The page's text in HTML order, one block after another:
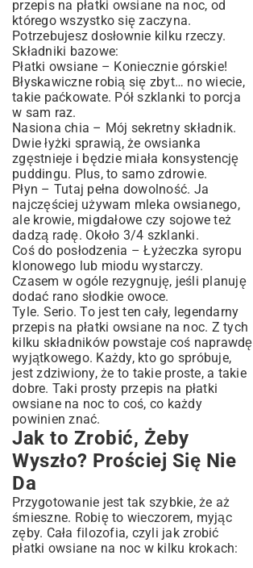
przepis na płatki owsiane na noc, od
którego wszystko się zaczyna.
Potrzebujesz dosłownie kilku rzeczy.
Składniki bazowe:
Płatki owsiane – Koniecznie górskie!
Błyskawiczne robią się zbyt… no wiecie,
takie paćkowate. Pół szklanki to porcja
w sam raz.
Nasiona chia – Mój sekretny składnik.
Dwie łyżki sprawią, że owsianka
zgęstnieje i będzie miała konsystencję
puddingu. Plus, to samo zdrowie.
Płyn – Tutaj pełna dowolność. Ja
najczęściej używam mleka owsianego,
ale krowie, migdałowe czy sojowe też
dadzą radę. Około 3/4 szklanki.
Coś do posłodzenia – Łyżeczka syropu
klonowego lub miodu wystarczy.
Czasem w ogóle rezygnuję, jeśli planuję
dodać rano słodkie owoce.
Tyle. Serio. To jest ten cały, legendarny
przepis na płatki owsiane na noc. Z tych
kilku składników powstaje coś naprawdę
wyjątkowego. Każdy, kto go spróbuje,
jest zdziwiony, że to takie proste, a takie
dobre. Taki prosty przepis na płatki
owsiane na noc to coś, co każdy
powinien znać.
Jak to Zrobić, Żeby
Wyszło? Prościej Się Nie
Da
Przygotowanie jest tak szybkie, że aż
śmieszne. Robię to wieczorem, myjąc
zęby. Cała filozofia, czyli jak zrobić
płatki owsiane na noc w kilku krokach: